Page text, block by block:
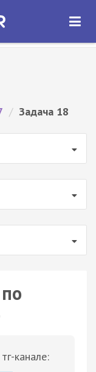
ОТКРЫТЬ
/ Задача 18
канале: